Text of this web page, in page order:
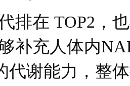
在 TOP2，也
补充人体内
代谢能力，整